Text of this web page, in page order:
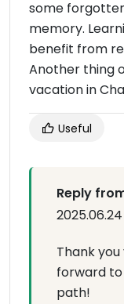
some
memory.
benefit from
Another thing
vacation in
Useful
Reply
2025.06.24
Thank
forward to
path!